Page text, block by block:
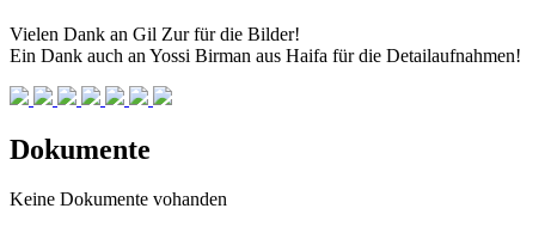
Vielen Dank an Gil Zur für die Bilder!
Ein Dank auch an Yossi Birman aus Haifa für die Detailaufnahmen!
Dokumente
Keine Dokumente vohanden